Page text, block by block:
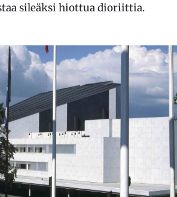
sileäksi hiottua dioriittia.